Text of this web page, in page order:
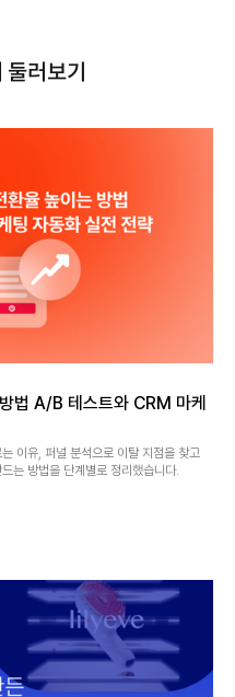
러보기
법 A/B 테스트와 CRM 마케
이유, 퍼널 분석으로 이탈 지점을 찾고
는 방법을 단계별로 정리했습니다.